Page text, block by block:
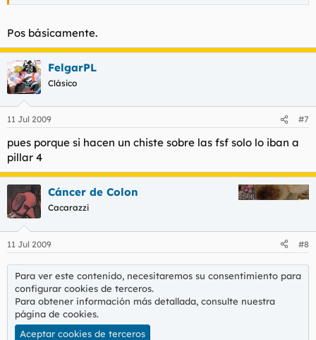
Pos básicamente.
FelgarPL
Clásico
11 Jul 2009 #7
pues porque si hacen un chiste sobre las fsf solo lo iban a
pillar 4
Cáncer de Colon
Cacarazzi
11 Jul 2009 #8
Para ver este contenido, necesitaremos su consentimiento para
configurar cookies de terceros.
Para obtener información más detallada, consulte nuestra
página de cookies.
Aceptar cookies de terceros